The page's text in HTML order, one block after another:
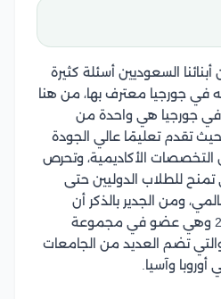
السعوديين أسئلة كثيرة
في جورجيا معترف بها، من هنا
في جورجيا هي واحدة من
حيث تقدم تعليمًا عالي الجودة
الأكاديمية، وتحرص
تمنح للطلاب الدوليين حتى
ومن الجدير بالذكر أن
الجامعة تأسست عام 2005 وهي عضو في مجموعة
والتي تضم العديد من الجامعات
وآسيا.